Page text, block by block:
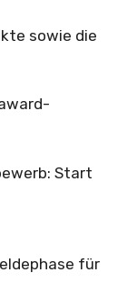
sowie die
Start
für